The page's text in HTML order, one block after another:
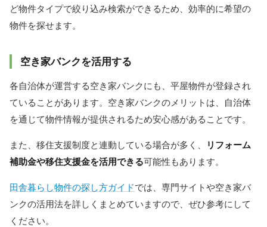
ど物件タイプで絞り込み検索ができるため、効率的に希望の
物件を探せます。
空き家バンクを活用する
各自治体が運営する空き家バンクにも、平屋物件が登録され
ていることがあります。空き家バンクのメリットは、自治体
を通じて物件情報が提供されるため安心感があることです。
また、移住支援制度と連動している場合が多く、
リフォーム
補助金や移住支援金を活用できる可能性もあります。
田舎暮らし物件の探し方ガイドでは、専門サイトや空き家バ
ンクの活用法を詳しくまとめていますので、ぜひ参考にして
ください。